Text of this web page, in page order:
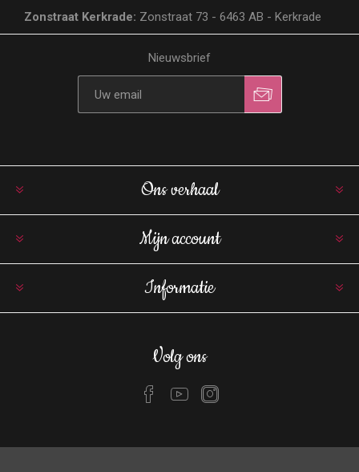
Zonstraat Kerkrade: Zonstraat 73 - 6463 AB - Kerkrade
Nieuwsbrief
Ons verhaal
Mijn account
Informatie
Volg ons